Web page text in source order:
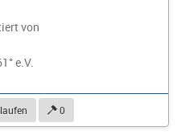
von
e.V.
0